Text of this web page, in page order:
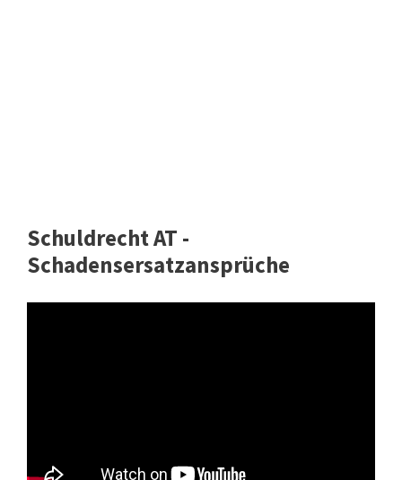
Schuldrecht AT -
Schadensersatzansprüche